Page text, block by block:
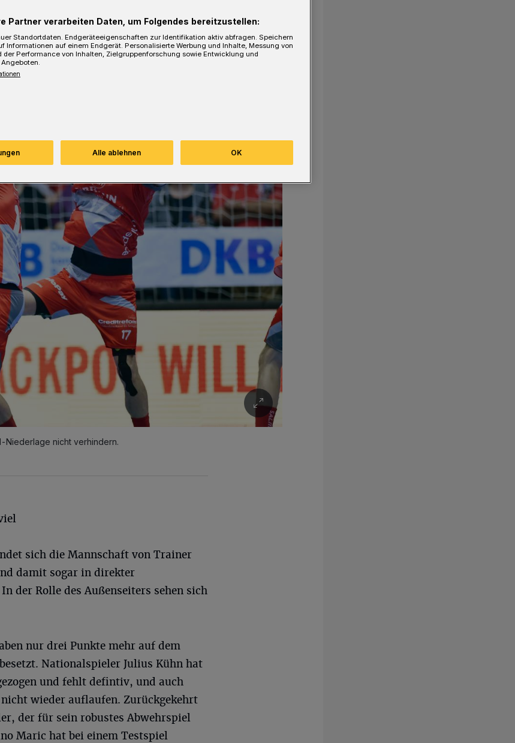
Niederlage nicht verhindern.
sich die Mannschaft von Trainer
damit sogar in direkter
der Rolle des Außenseiters sehen sich
nur drei Punkte mehr auf dem
Nationalspieler Julius Kühn hat
und fehlt defintiv, und auch
wieder auflaufen. Zurückgekehrt
der für sein robustes Abwehrspiel
Maric hat bei einem Testspiel
Partner verarbeiten Daten, um Folgendes bereitzustellen:
Standortdaten. Endgeräteeigenschaften zur Identifikation aktiv abfragen. Speichern
Informationen auf einem Endgerät. Personalisierte Werbung und Inhalte, Messung von
der Performance von Inhalten, Zielgruppenforschung sowie Entwicklung und
Alle ablehnen OK